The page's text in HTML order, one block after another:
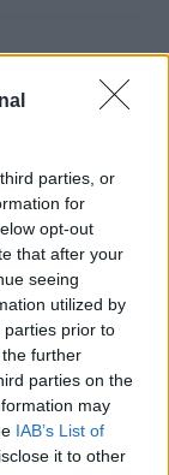
parties, or
for
opt-out
that after your
seeing
utilized by
parties prior to
further
parties on the
may
IAB’s List of
it to other
σας